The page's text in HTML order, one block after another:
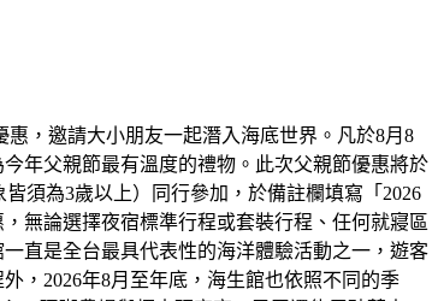
，邀請大小朋友一起潛入海底世界。凡於8月8
年父親節最有溫度的禮物。此次父親節優惠將於
須為3歲以上）同行參加，於備註欄填寫「2026
無論選擇夜宿標準行程或套裝行程、任何就寢區
直是全台最具代表性的海洋體驗活動之一，遊客
，2026年8月至年底，海生館也依照不同的季